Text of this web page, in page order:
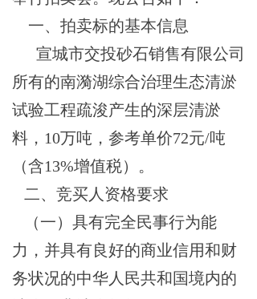
一、拍卖标的基本信息
宣城市交投砂石销售有限公司
所有的南漪湖综合治理生态清淤
试验工程疏浚产生的深层清淤
料， 10万吨，参考单价72元/吨
（含13%增值税）。
二、竞买人资格要求
（一） 具有完全民事行为能
力，并具有良好的商业信用和财
务状况的中华人民共和国境内的